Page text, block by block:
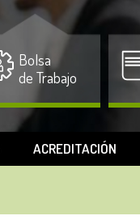
Bolsa
de Trabajo
ACREDITACIÓN